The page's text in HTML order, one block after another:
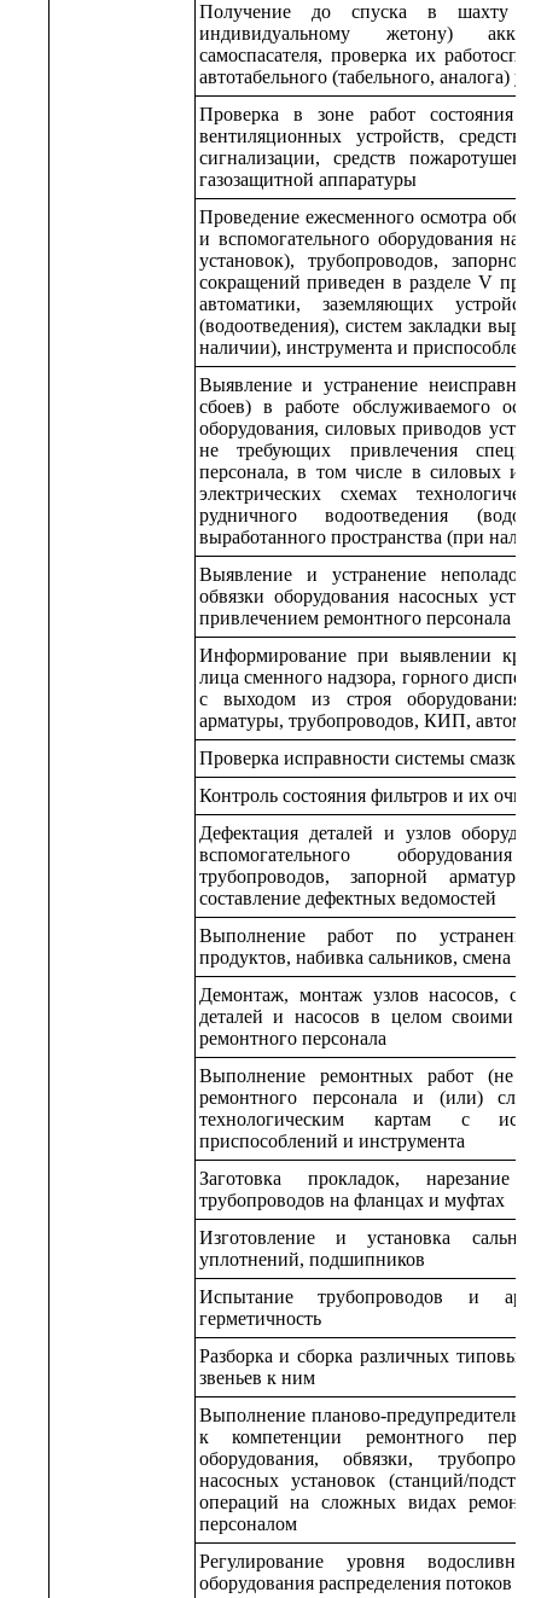
Получение до спуска в шахту
индивидуальному жетону)
самоспасателя, проверка их
автотабельного (табельного, аналога)
Проверка в зоне работ состояния
вентиляционных устройств, средств
сигнализации, средств
газозащитной аппаратуры
Проведение ежесменного осмотра
и вспомогательного оборудования
установок), трубопроводов,
сокращений приведен в разделе V
автоматики, заземляющих
(водоотведения), систем закладки
наличии), инструмента и
Выявление и устранение
сбоев) в работе обслуживаемого
оборудования, силовых приводов
не требующих привлечения
персонала, в том числе в силовых и
электрических схемах
рудничного водоотведения
выработанного пространства (при
Выявление и устранение неполадок
обвязки оборудования насосных
привлечением ремонтного персонала
Информирование при выявлении
лица сменного надзора, горного
с выходом из строя оборудования,
арматуры, трубопроводов, КИП,
Проверка исправности системы смазки
Контроль состояния фильтров и их
Дефектация деталей и узлов
вспомогательного
трубопроводов, запорной
составление дефектных ведомостей
Выполнение работ по устранению
продуктов, набивка сальников, смена
Демонтаж, монтаж узлов насосов,
деталей и насосов в целом своими
ремонтного персонала
Выполнение ремонтных работ (не
ремонтного персонала и (или)
технологическим картам с
приспособлений и инструмента
Заготовка прокладок, нарезание
трубопроводов на фланцах и муфтах
Изготовление и установка
уплотнений, подшипников
Испытание трубопроводов и
герметичность
Разборка и сборка различных
звеньев к ним
Выполнение планово-
к компетенции ремонтного
оборудования, обвязки,
насосных установок (станций/
операций на сложных видах
персоналом
Регулирование уровня
оборудования распределения потоков